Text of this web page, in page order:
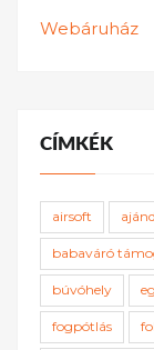
Webáruház
CÍMKÉK
airsoft
babaváró
búvóhely
fogpótlás